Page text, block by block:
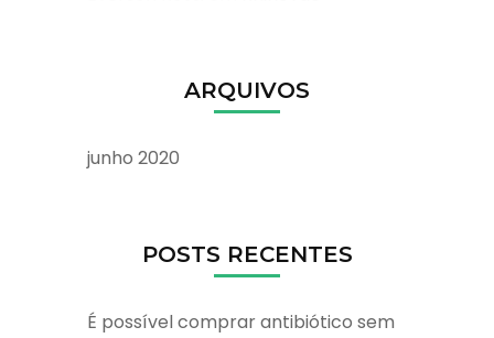
ARQUIVOS
junho 2020
POSTS RECENTES
É possível comprar antibiótico sem